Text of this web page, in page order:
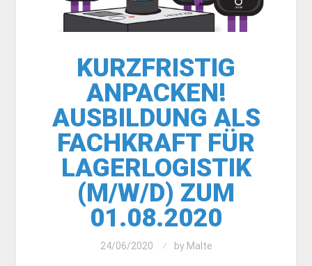
KURZFRISTIG
ANPACKEN!
AUSBILDUNG ALS
FACHKRAFT FÜR
LAGERLOGISTIK
(M/W/D) ZUM
01.08.2020
24/06/2020 by Malte